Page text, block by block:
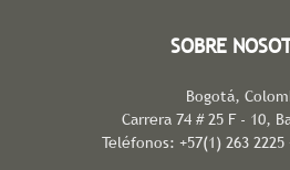
SOBRE
Bogotá,
Carrera 74 # 25 F - 10,
Teléfonos: +57(1) 263 2225